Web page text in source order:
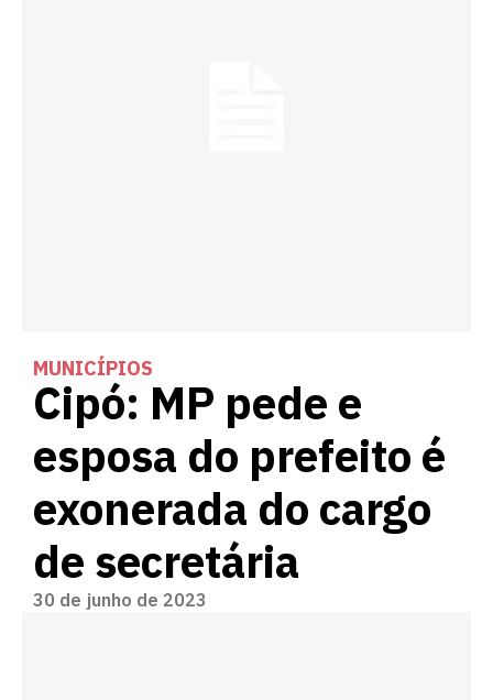
MUNICÍPIOS
Cipó: MP pede e
esposa do prefeito é
exonerada do cargo
de secretária
30 de junho de 2023